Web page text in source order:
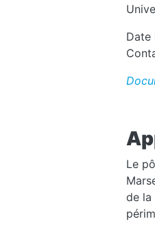
Date
Le
de la